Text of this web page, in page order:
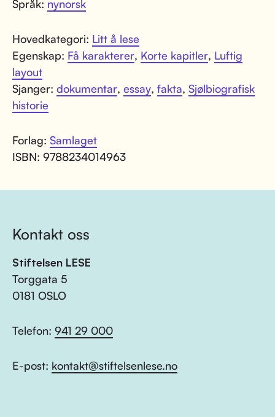
Språk: nynorsk
Hovedkategori: Litt å lese
Egenskap: Få karakterer, Korte kapitler, Luftig
layout
Sjanger: dokumentar, essay, fakta, Sjølbiografisk
historie
Forlag: Samlaget
ISBN: 9788234014963
Kontakt oss
Stiftelsen LESE
Torggata 5
0181 OSLO
Telefon: 941 29 000
E-post: kontakt@stiftelsenlese.no